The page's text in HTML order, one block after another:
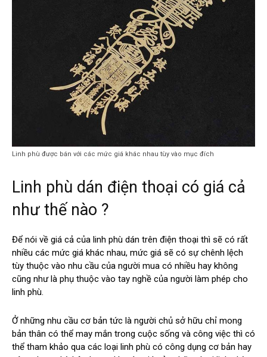
Linh phù được bán với các mức giá khác nhau tùy vào mục đích
Linh phù dán điện thoại có giá cả
như thế nào ?
Để nói về giá cả của linh phù dán trên điện thoại thì sẽ có rất
nhiều các mức giá khác nhau, mức giá sẽ có sự chênh lệch
tùy thuộc vào nhu cầu của người mua có nhiều hay không
cũng như là phụ thuộc vào tay nghề của người làm phép cho
linh phù.
Ở những nhu cầu cơ bản tức là người chủ sở hữu chỉ mong
bản thân có thể may mắn trong cuộc sống và công việc thì có
thể tham khảo qua các loại linh phù có công dụng cơ bản hay